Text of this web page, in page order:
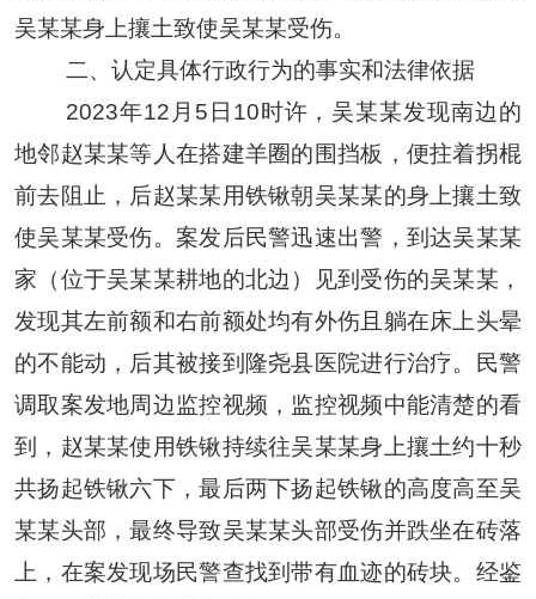
吴某某身上攘土致使吴某某受伤。
二、认定具体行政行为的事实和法律依据
2023年12月5日10时许， 吴某某发现南边的
地邻赵某某等人在搭建羊圈的围挡板，便拄着拐棍
前去阻止，后赵某某用铁锹朝吴某某的身上攘土致
使吴某某受伤。案发后民警迅速出警，到达吴某某
家（位于吴某某耕地的北边）见到受伤的吴某某 ，
发现其左前额和右前额处均有外伤且躺在床上头晕
的不能动，后其被接到隆尧县医院进行治疗。民警
调取案发地周边监控视频，监控视频中能清楚的看
到， 赵某某使用铁锹持续往吴某某身上攘土约十秒
共扬起铁锹六下，最后两下扬起铁锹的高度高至吴
某某头部，最终导致吴某某头部受伤并跌坐在砖落
上，在案发现场民警查找到带有血迹的砖块。经鉴